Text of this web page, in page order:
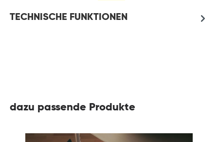
TECHNISCHE FUNKTIONEN
dazu passende Produkte